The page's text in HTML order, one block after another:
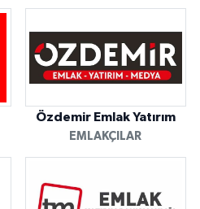
Özdemir Emlak Yatırım
EMLAKÇILAR